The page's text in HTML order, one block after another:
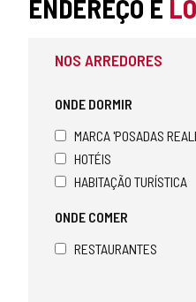
ENDEREÇO E
NOS ARREDORES
ONDE DORMIR
MARCA 'POSADAS
HOTÉIS
HABITAÇÃO TURÍSTICA
ONDE COMER
RESTAURANTES